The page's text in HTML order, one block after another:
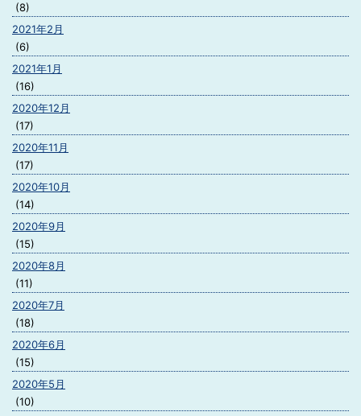
(8)
2021年2月
(6)
2021年1月
(16)
2020年12月
(17)
2020年11月
(17)
2020年10月
(14)
2020年9月
(15)
2020年8月
(11)
2020年7月
(18)
2020年6月
(15)
2020年5月
(10)